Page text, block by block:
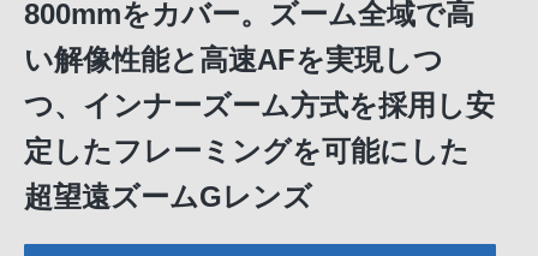
800mmをカバー。ズーム全域で高
い解像性能と高速AFを実現しつ
つ、インナーズーム方式を採用し安
定したフレーミングを可能にした
超望遠ズームGレンズ